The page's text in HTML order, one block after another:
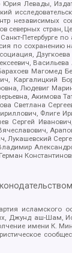
Юрия Левады,
независимых
стран,
Петербурге
по сохранению
Васильева
Магомед
Каргалицкий
Людевиг
Акимова
Светлана
Флиге
Сергей
Лукашевский
исламского
Джунд аш-
имени К.